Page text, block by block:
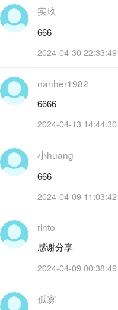
实玖
666
2024-04-30 22:33:49
nanher1982
6666
2024-04-13 14:44:30
小huang
666
2024-04-09 11:03:42
rinto
感谢分享
2024-04-09 00:38:49
孤寡